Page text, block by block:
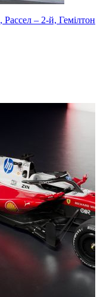
Рассел – 2-й, Гемілтон